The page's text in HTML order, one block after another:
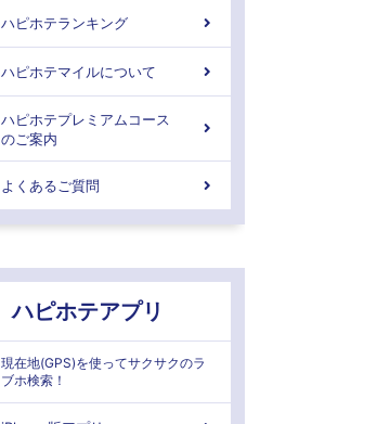
ハピホテランキング
ハピホテマイルについて
ハピホテプレミアムコース
のご案内
よくあるご質問
ハピホテアプリ
現在地(GPS)を使ってサクサクのラ
ブホ検索！